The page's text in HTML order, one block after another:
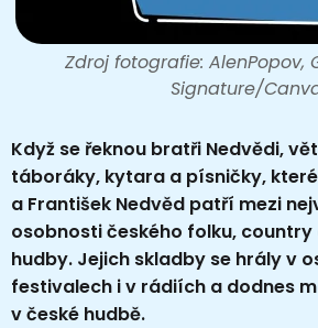
Zdroj fotografie: AlenPopov,
Signature/
Když se řeknou bratři Nedvědi,
táboráky, kytara a písničky,
a František Nedvěd patří mezi
osobnosti českého folku,
hudby. Jejich skladby se hrály v
festivalech i v rádiích a dodnes
v české hudbě.